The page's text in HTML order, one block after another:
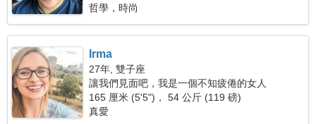
哲學，時尚
Irma
27年, 雙子座
讓我們見面吧，我是一個不知疲倦的女人
165 厘米 (5'5")， 54 公斤 (119 磅)
真愛